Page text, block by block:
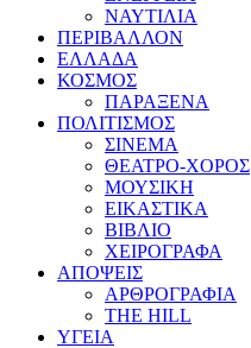
ΝΑΥΤΙΛΙΑ
ΠΕΡΙΒΑΛΛΟΝ
ΕΛΛΑΔΑ
ΚΟΣΜΟΣ
ΠΑΡΑΞΕΝΑ
ΠΟΛΙΤΙΣΜΟΣ
ΣΙΝΕΜΑ
ΘΕΑΤΡΟ-ΧΟΡΟΣ
ΜΟΥΣΙΚΗ
ΕΙΚΑΣΤΙΚΑ
ΒΙΒΛΙΟ
ΧΕΙΡΟΓΡΑΦΑ
ΑΠΟΨΕΙΣ
ΑΡΘΡΟΓΡΑΦΙΑ
THE HILL
ΥΓΕΙΑ